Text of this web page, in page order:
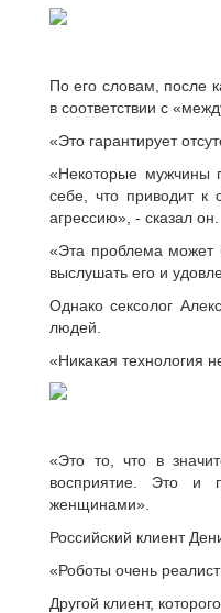
По его словам, после
в соответствии с
«Это гарантирует
«Некоторые мужчины
себе, что приводит к
агрессию», - сказал он.
«Эта проблема может
выслушать его и
Однако сексолог
людей.
«Никакая технология
«Это то, что в
восприятие. Это и
женщинами».
Российский клиент
«Роботы очень
Другой клиент,